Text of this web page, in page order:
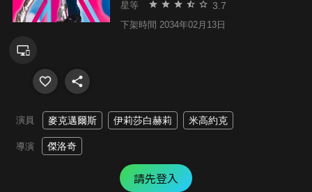
星等 3.7
下架時間 2034年02月13日
演員 麥克邁爾斯 伊莉莎白赫莉 米高約克
導演 傑洛奇
請先登入